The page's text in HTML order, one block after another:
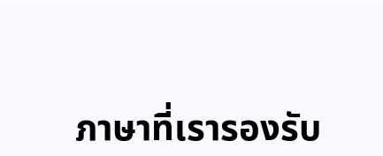
ภาษาที่เรารองรับ